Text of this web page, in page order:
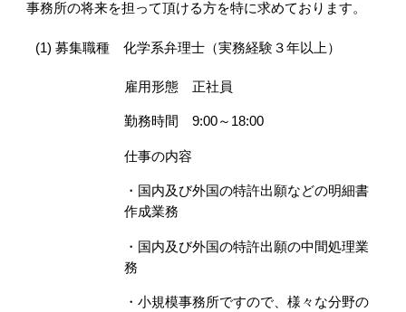
事務所の将来を担って頂ける方を特に求めております。
(1) 募集職種 化学系弁理士（実務経験３年以上）
雇用形態 正社員
勤務時間 9:00～18:00
仕事の内容
・国内及び外国の特許出願などの明細書
作成業務
・国内及び外国の特許出願の中間処理業
務
・小規模事務所ですので、様々な分野の